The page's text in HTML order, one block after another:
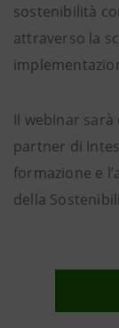
sostenibilità
attraverso la
Il webinar
partner di
formazione e
della